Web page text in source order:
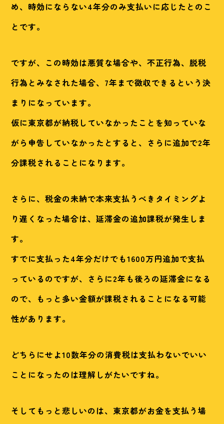
め、時効にならない4年分のみ支払いに応じたとのこ
とです。
ですが、この時効は悪質な場合や、不正行為、脱税
行為とみなされた場合、7年まで徴収できるという決
まりになっています。
仮に東京都が納税していなかったことを知っていな
がら申告していなかったとすると、さらに追加で2年
分課税されることになります。
さらに、税金の未納で本来支払うべきタイミングよ
り遅くなった場合は、延滞金の追加課税が発生しま
す。
すでに支払った4年分だけでも1600万円追加で支払
っているのですが、さらに2年も後ろの延滞金になる
ので、もっと多い金額が課税されることになる可能
性があります。
どちらにせよ10数年分の消費税は支払わないでいい
ことになったのは理解しがたいですね。
そしてもっと悲しいのは、東京都がお金を支払う場